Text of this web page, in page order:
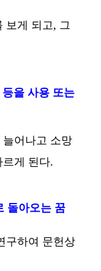
보게 되고, 그
을 사용 또는
어나고 소망
게 된다.
돌아오는 꿈
구하여 문헌상